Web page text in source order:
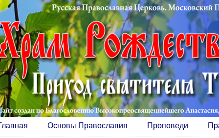
Основы Православия Проповеди